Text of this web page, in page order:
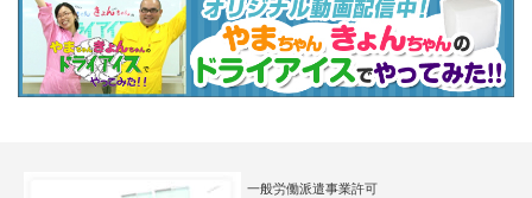
一般労働派遣事業許可